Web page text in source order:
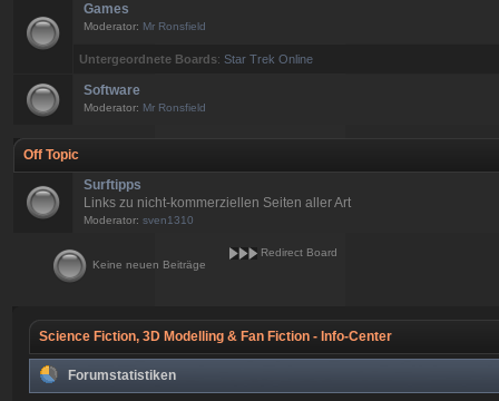
Games
Moderator: Mr Ronsfield
Untergeordnete Boards:Star Trek Online
Software
Moderator: Mr Ronsfield
Off Topic
Surftipps
Links zu nicht-kommerziellen Seiten aller Art
Moderator: sven1310
Keine neuen Beiträge
Redirect Board
Science Fiction, 3D Modelling & Fan Fiction - Info-Center
Forumstatistiken